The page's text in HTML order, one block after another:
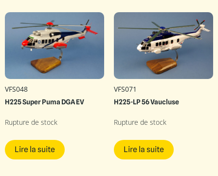
VFS048
H225 Super Puma DGA EV
Rupture de stock
Lire la suite
VFS071
H225-LP 56 Vaucluse
Rupture de stock
Lire la suite